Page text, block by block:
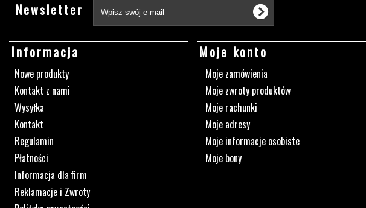
Newsletter
Informacja
Nowe produkty
Kontakt z nami
Wysyłka
Kontakt
Regulamin
Płatności
Informacja dla firm
Reklamacje i Zwroty
Moje konto
Moje zamówienia
Moje zwroty produktów
Moje rachunki
Moje adresy
Moje informacje osobiste
Moje bony